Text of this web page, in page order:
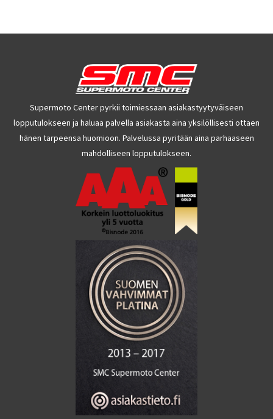
Supermoto Center pyrkii toimiessaan asiakastyytyväiseen
lopputulokseen ja haluaa palvella asiakasta aina yksilöllisesti ottaen
hänen tarpeensa huomioon. Palvelussa pyritään aina parhaaseen
mahdolliseen lopputulokseen.